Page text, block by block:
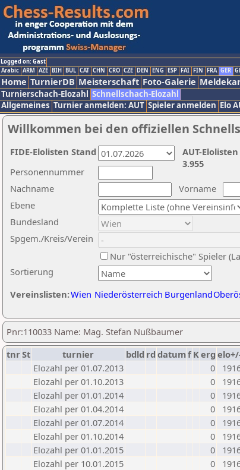
Logged on: Gast
Arabic ARM AZE BIH BUL CAT CHN CRO CZE DEN ENG ESP FAI FIN FRA GER
Home TurnierDB Meisterschaft Foto-Galerie
Turnierschach-Elozahl Schnellschach-Elozahl
Allgemeines Turnier anmelden: AUT Spieler anmelden Elo
Willkommen bei den offiziellen
Nachname
Vorname
Ebene
Sortierung
Personennummer
Bundesland
Spgem./Kreis/Verein
Nur "österreichische" Spieler
Vereinslisten:Wien Niederösterreich Burgenland
AUT-
3.955
FIDE-Elolisten Stand
Pnr:110033 Name: Mag. Stefan Nußbaumer
tnrSt turnier bdld rd datumf Kerg
Elozahl per 01.07.2013
0
Elozahl per 01.10.2013
0
Elozahl per 01.01.2014
0
Elozahl per 01.04.2014
0
Elozahl per 01.07.2014
0
Elozahl per 01.10.2014
0
Elozahl per 01.01.2015
0
Elozahl per 10.01.2015
0